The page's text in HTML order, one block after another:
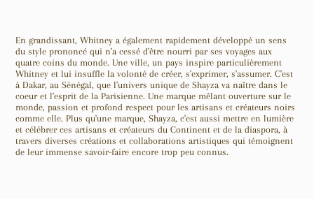
En grandissant, Whitney a également rapidement développé un sens
du style prononcé qui n'a cessé d'être nourri par ses voyages aux
quatre coins du monde. Une ville, un pays inspire particulièrement
Whitney et lui insuffle la volonté de créer, s'exprimer, s'assumer. C'est
à Dakar, au Sénégal, que l'univers unique de Shayza va naître dans le
coeur et l'esprit de la Parisienne. Une marque mêlant ouverture sur le
monde, passion et profond respect pour les artisans et créateurs noirs
comme elle. Plus qu'une marque, Shayza, c'est aussi mettre en lumière
et célébrer ces artisans et créateurs du Continent et de la diaspora, à
travers diverses créations et collaborations artistiques qui témoignent
de leur immense savoir-faire encore trop peu connus.